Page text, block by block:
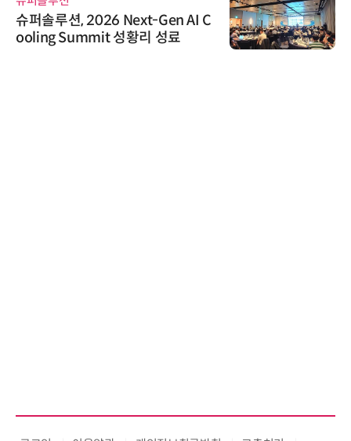
슈퍼솔루션, 2026 Next-Gen AI C
ooling Summit 성황리 성료